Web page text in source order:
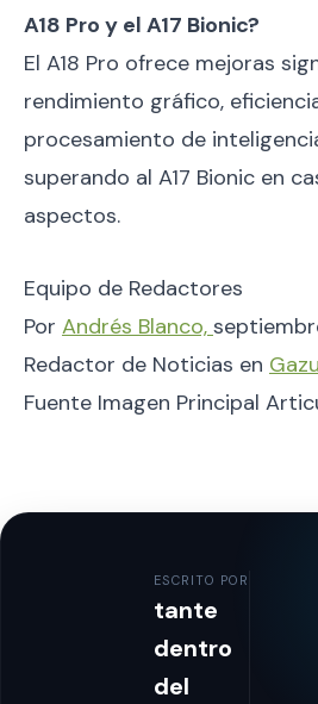
A18 Pro y el A17 Bionic?
El A18 Pro ofrece mejoras
rendimiento gráfico,
procesamiento de
superando al A17 Bionic en
aspectos.
Equipo de Redactores
Por Andrés Blanco,
Redactor de Noticias en
Fuente Imagen Principal
ESCRITO POR
tante
dentro
del